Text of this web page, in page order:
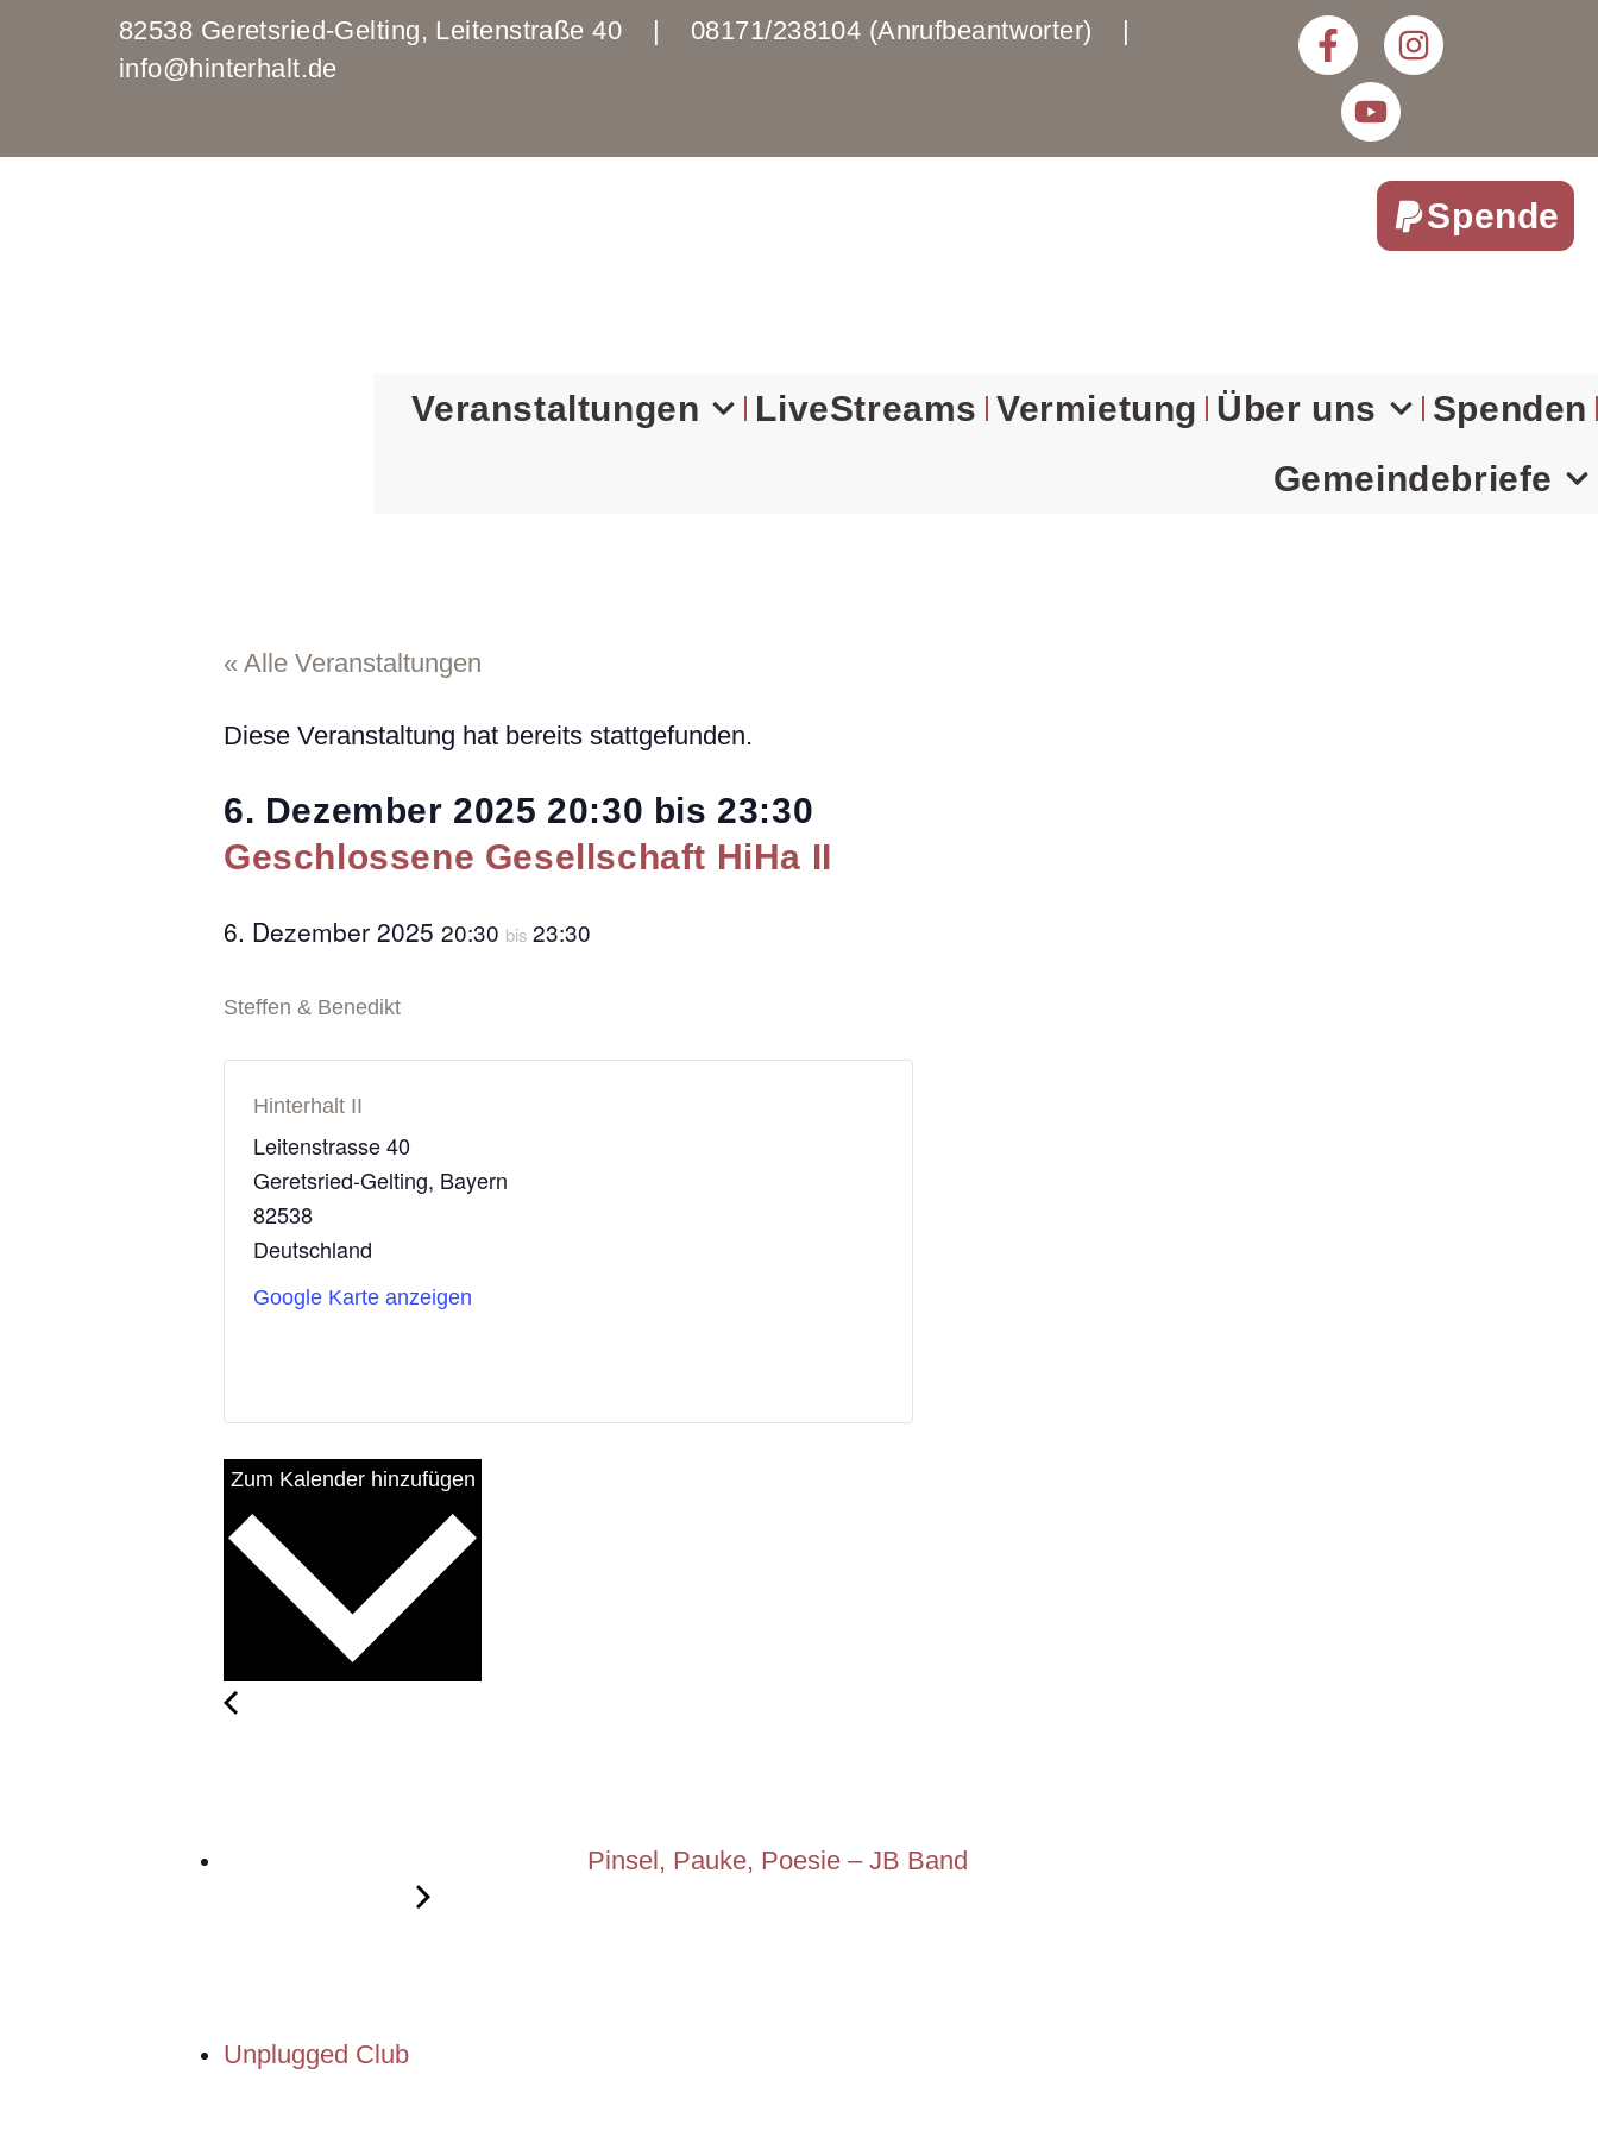
82538 Geretsried-Gelting, Leitenstraße 40 | 08171/238104 (Anrufbeantworter) |
info@hinterhalt.de
Spende
Veranstaltungen LiveStreams Vermietung Über uns
Spenden
Gemeindebriefe
« Alle Veranstaltungen
Diese Veranstaltung hat bereits stattgefunden.
6. Dezember 2025 20:30 bis 23:30
Geschlossene Gesellschaft HiHa II
6. Dezember 2025 20:30 bis 23:30
Steffen & Benedikt
Hinterhalt II
Leitenstrasse 40
Geretsried-Gelting, Bayern
82538
Deutschland
Google Karte anzeigen
Pinsel, Pauke, Poesie – JB Band
Unplugged Club